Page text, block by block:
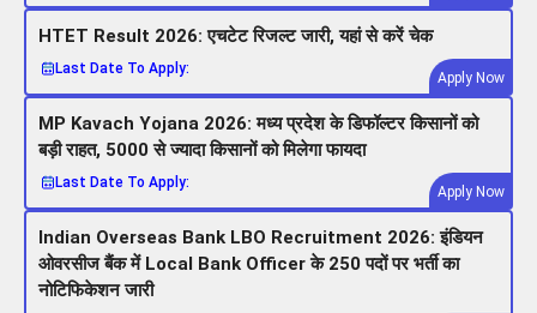
HTET Result 2026: एचटेट रिजल्ट जारी, यहां से करें चेक
Last Date To Apply:
Apply Now
MP Kavach Yojana 2026: मध्य प्रदेश के डिफॉल्टर किसानों को
बड़ी राहत, 5000 से ज्यादा किसानों को मिलेगा फायदा
Last Date To Apply:
Apply Now
Indian Overseas Bank LBO Recruitment 2026: इंडियन
ओवरसीज बैंक में Local Bank Officer के 250 पदों पर भर्ती का
नोटिफिकेशन जारी